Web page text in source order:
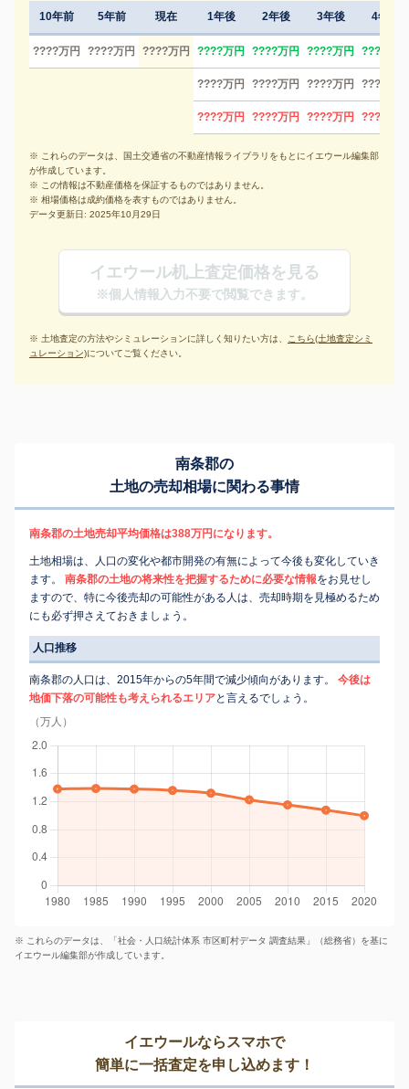
10年前 5年前 現在
????万円 ????万円 ????万円
1年後 2年後 3年後 4年後
????万円 ????万円 ????万円 ????万円
????万円 ????万円 ????万円 ????万円
????万円 ????万円 ????万円 ????万円
※ これらのデータは、国土交通省の不動産情報ライブラリをもとにイエウール編集部
が作成しています。
※ この情報は不動産価格を保証するものではありません。
※ 相場価格は成約価格を表すものではありません。
データ更新日: 2025年10月29日
イエウール机上査定価格を見る
※個人情報入力不要で閲覧できます。
※ 土地査定の方法やシミュレーションに詳しく知りたい方は、 こちら(土地査定シミ
ュレーション)についてご覧ください。
南条郡の
土地の売却相場に関わる事情
南条郡の土地売却平均価格は388万円になります。
土地相場は、人口の変化や都市開発の有無によって今後も変化していき
ます。
南条郡の土地の将来性を把握するために必要な情報をお見せし
ますので、特に今後売却の可能性がある人は、売却時期を見極めるため
にも必ず押さえておきましょう。
人口推移
南条郡の人口は、2015年からの5年間で減少傾向があります。
今後は
地価下落の可能性も考えられるエリアと言えるでしょう。
（万人）
※ これらのデータは、「社会・人口統計体系 市区町村データ 調査結果」（総務省）を基に
イエウール編集部が作成しています。
イエウールならスマホで
簡単に一括査定を申し込めます！